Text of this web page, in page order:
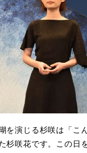
を演じる杉咲は「こ
杉咲花です。この日